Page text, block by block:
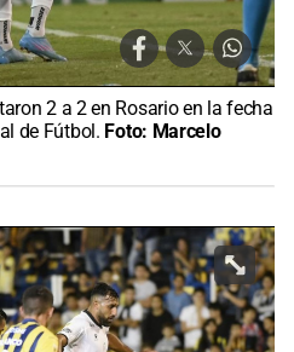
2 a 2 en Rosario en la fecha
de Fútbol. Foto: Marcelo